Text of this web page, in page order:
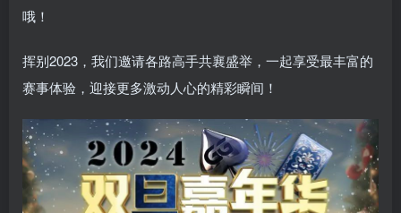
哦！
挥别2023，我们邀请各路高手共襄盛举，一起享受最丰富的
赛事体验，迎接更多激动人心的精彩瞬间！